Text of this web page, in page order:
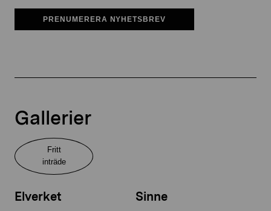
PRENUMERERA NYHETSBREV
Gallerier
Fritt
inträde
Elverket Sinne